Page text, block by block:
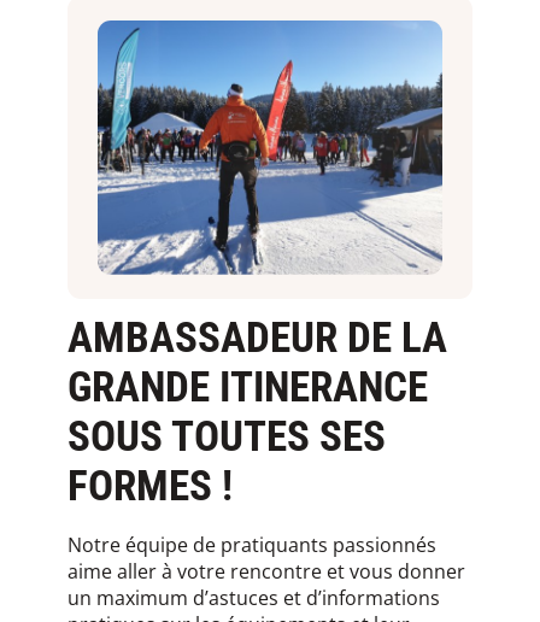
AMBASSADEUR DE LA
GRANDE ITINERANCE
SOUS TOUTES SES
FORMES !
Notre équipe de pratiquants passionnés
aime aller à votre rencontre et vous donner
un maximum d’astuces et d’informations